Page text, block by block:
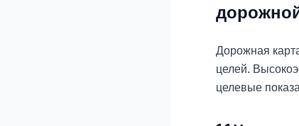
Дорожная
целей.
целевые